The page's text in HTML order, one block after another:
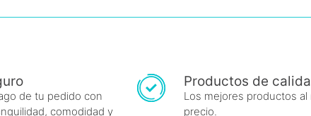
de tu pedido con
comodidad y
Productos de
Los mejores productos al
precio.